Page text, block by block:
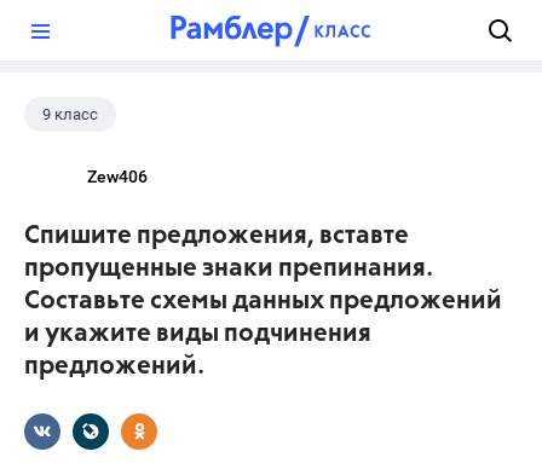
9 класс
Zew406
Спишите предложения, вставте
пропущенные знаки препинания.
Составьте схемы данных предложений
и укажите виды подчинения
предложений.